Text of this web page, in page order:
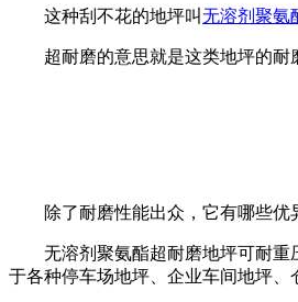
这种刮不花的地坪叫无溶剂聚氨
超耐磨的意思就是这类地坪的耐
除了耐磨性能出众，它有哪些优
无溶剂聚氨酯超耐磨地坪可耐
于各种停车场地坪、企业车间地坪、